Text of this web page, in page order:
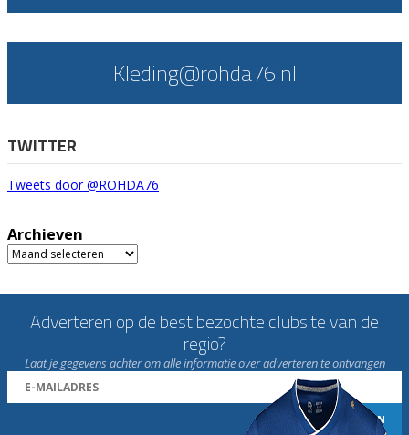
Kleding@rohda76.nl
TWITTER
Tweets door @ROHDA76
Archieven
Archieven
Adverteren op de best bezochte clubsite van de
regio?
Laat je gegevens achter om alle informatie over adverteren te ontvangen